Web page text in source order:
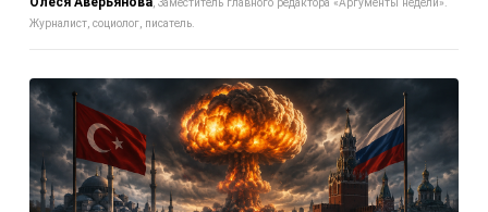
Заместитель главного редактора «Аргументы недели».
Журналист, социолог, писатель.